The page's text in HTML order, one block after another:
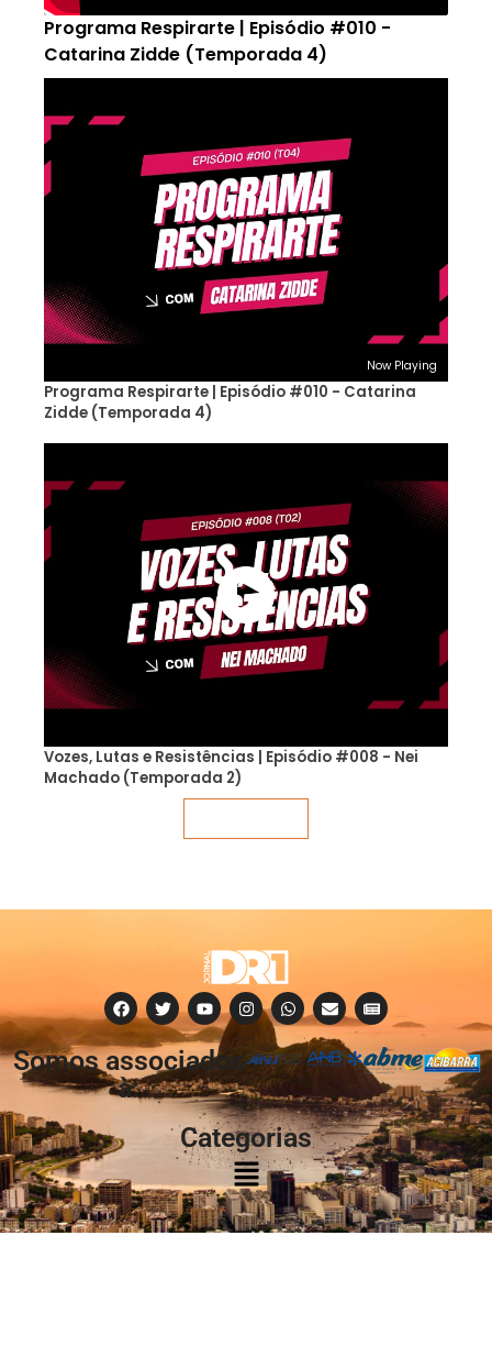
Programa Respirarte | Episódio #010 -
Catarina Zidde (Temporada 4)
Now Playing
Programa Respirarte | Episódio #010 - Catarina
Zidde (Temporada 4)
Vozes, Lutas e Resistências | Episódio #008 - Nei
Machado (Temporada 2)
Somos associados
à:
Categorias